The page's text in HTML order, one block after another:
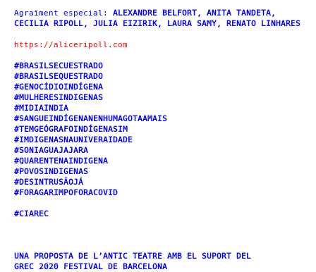
Agraïment especial: ALEXANDRE BELFORT, ANITA TANDETA,
CECILIA RIPOLL, JULIA EIZIRIK, LAURA SAMY, RENATO LINHARES
https://aliceripoll.com
#BRASILSECUESTRADO
#BRASILSEQUESTRADO
#GENOCÍDIOINDÍGENA
#MULHERESINDIGENAS
#MIDIAINDIA
#SANGUEINDÍGENANENHUMAGOTAAMAIS
#TEMGEÓGRAFOINDÍGENASIM
#IMDIGENASNAUNIVERAIDADE
#SONIAGUAJAJARA
#QUARENTENAINDIGENA
#POVOSINDIGENAS
#DESINTRUSÃOJÁ
#FORAGARIMPOFORACOVID
#CIAREC
UNA PROPOSTA DE L’ANTIC TEATRE AMB EL SUPORT DEL
GREC 2020 FESTIVAL DE BARCELONA